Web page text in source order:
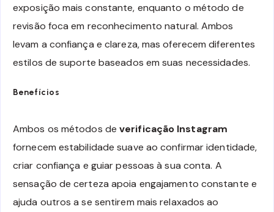
exposição mais constante, enquanto o método de
revisão foca em reconhecimento natural. Ambos
levam a confiança e clareza, mas oferecem diferentes
estilos de suporte baseados em suas necessidades.
Benefícios
Ambos os métodos de verificação Instagram
fornecem estabilidade suave ao confirmar identidade,
criar confiança e guiar pessoas à sua conta. A
sensação de certeza apoia engajamento constante e
ajuda outros a se sentirem mais relaxados ao